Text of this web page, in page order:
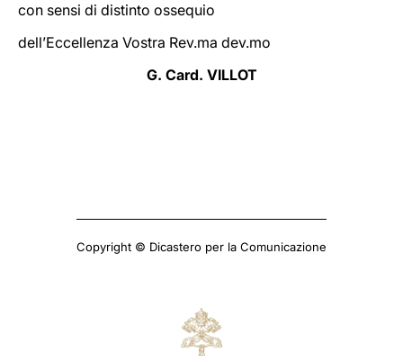
con sensi di distinto ossequio
dell’Eccellenza Vostra Rev.ma dev.mo
G. Card. VILLOT
Copyright © Dicastero per la Comunicazione